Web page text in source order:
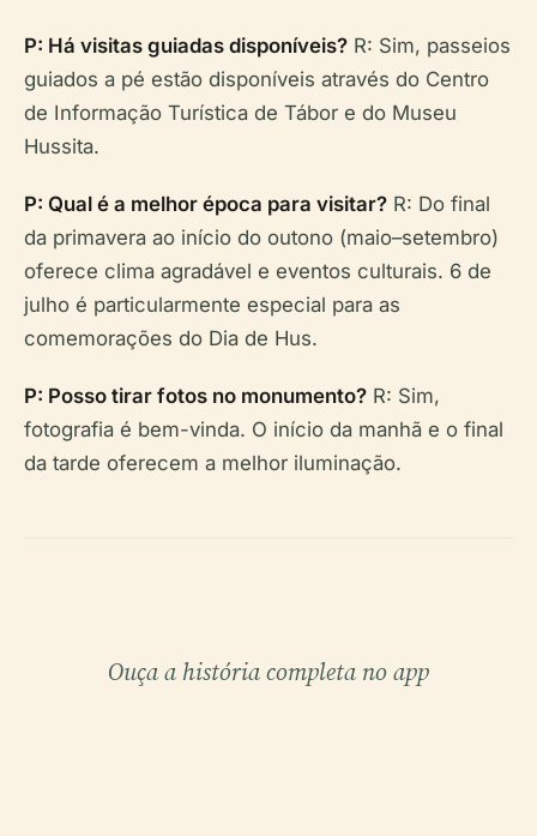
P: Há visitas guiadas disponíveis? R: Sim, passeios
guiados a pé estão disponíveis através do Centro
de Informação Turística de Tábor e do Museu
Hussita.
P: Qual é a melhor época para visitar? R: Do final
da primavera ao início do outono (maio–setembro)
oferece clima agradável e eventos culturais. 6 de
julho é particularmente especial para as
comemorações do Dia de Hus.
P: Posso tirar fotos no monumento? R: Sim,
fotografia é bem-vinda. O início da manhã e o final
da tarde oferecem a melhor iluminação.
Ouça a história completa no app